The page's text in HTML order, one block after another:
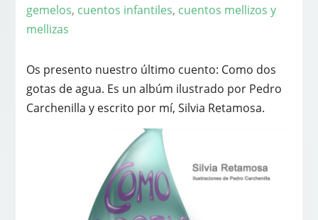
gemelos, cuentos infantiles, cuentos mellizos y
mellizas
Os presento nuestro último cuento: Como dos
gotas de agua. Es un albúm ilustrado por Pedro
Carchenilla y escrito por mí, Silvia Retamosa.